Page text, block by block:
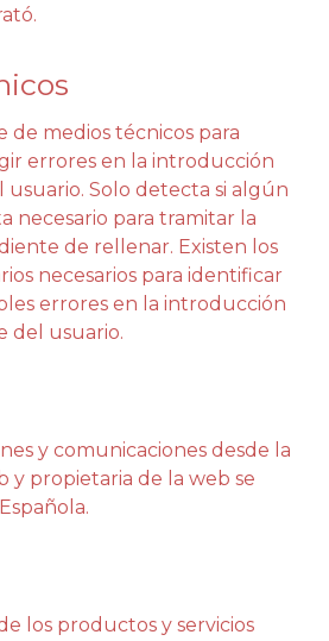
de medios técnicos para
errores en la introducción
usuario. Solo detecta si algún
necesario para tramitar la
de rellenar. Existen los
necesarios para identificar
errores en la introducción
del usuario.
y comunicaciones desde la
y propietaria de la web se
los productos y servicios